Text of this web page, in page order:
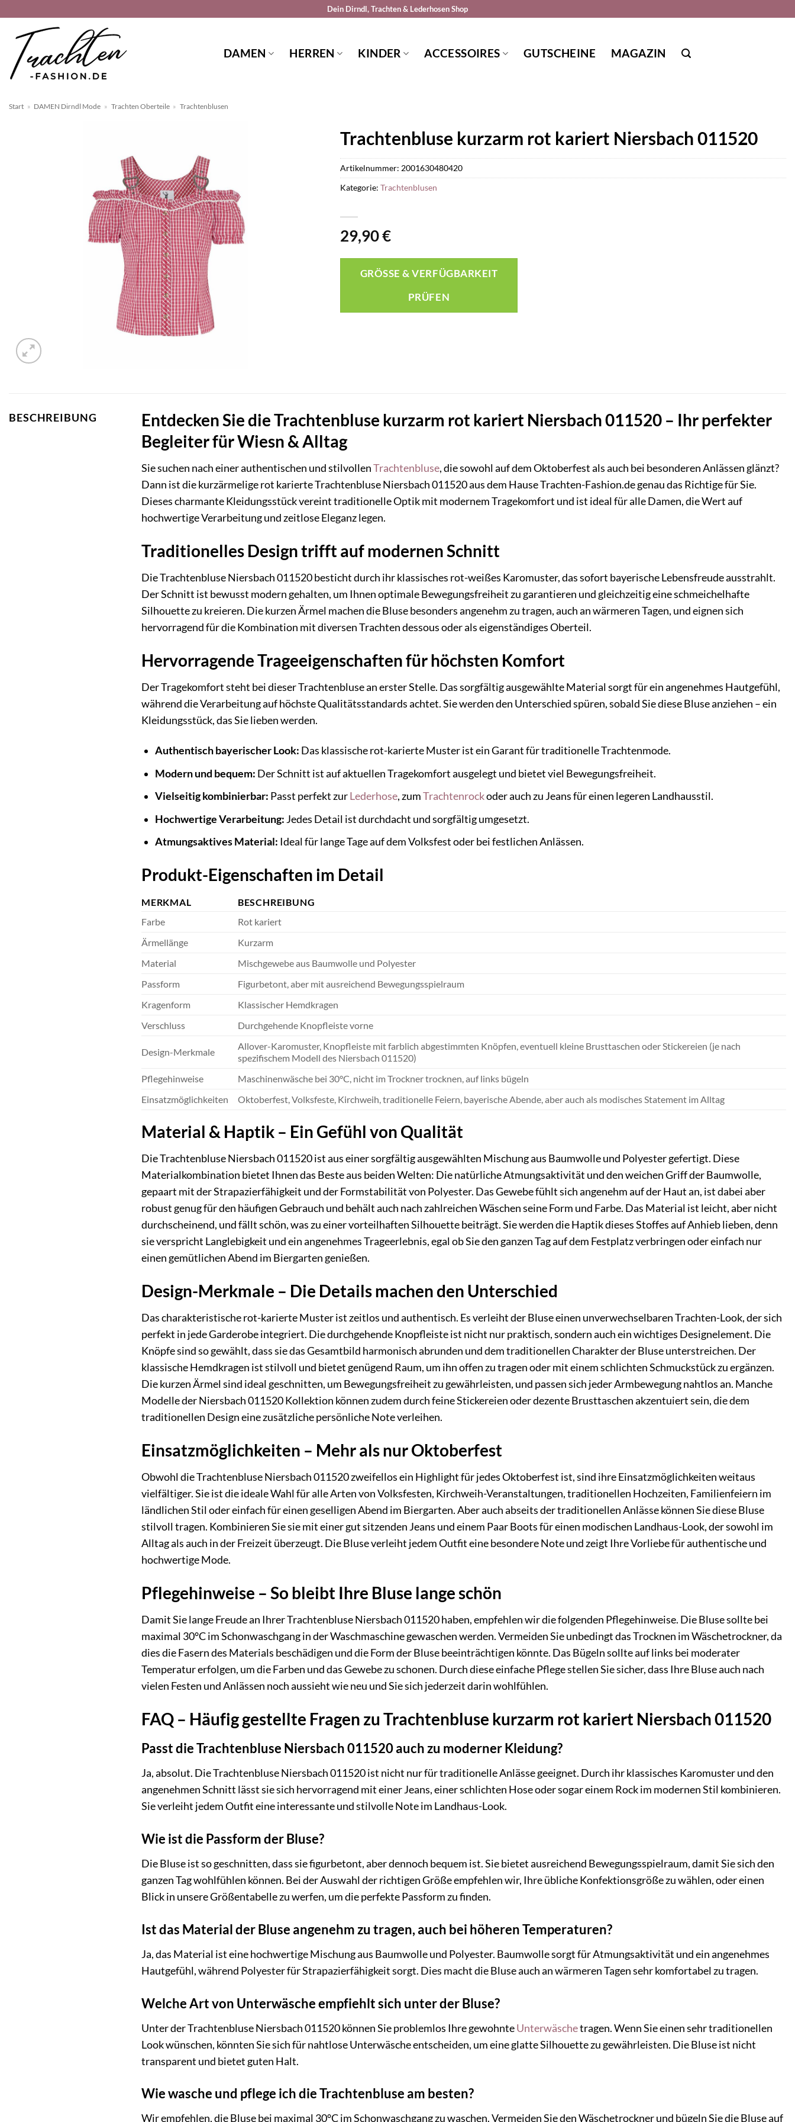
springen
Dein Dirndl, Trachten & Lederhosen Shop
DAMEN HERREN KINDER ACCESSOIRES GUTSCHEINE MAGAZIN
Start » DAMEN Dirndl Mode » Trachten Oberteile » Trachtenblusen
Trachtenbluse kurzarm rot kariert Niersbach 011520
29,90€
GRÖSSE & VERFÜGBARKEIT P
RÜFEN
Artikelnummer: 2001630480420
Kategorie: Trachtenblusen
BESCHREIBUNG
Entdecken Sie die Trachtenbluse kurzarm rot kariert Niersbach 011520 – Ihr perfekter
Begleiter für Wiesn & Alltag
Sie suchen nach einer authentischen und stilvollenTrachtenbluse, die sowohl auf dem Oktoberfest als auch bei besonderen Anlässen glänzt?
Dann ist die kurzärmelige rot karierte Trachtenbluse Niersbach 011520 aus dem Hause Trachten-Fashion.de genau das Richtige für Sie.
Dieses charmante Kleidungsstück vereint traditionelle Optik mit modernem Tragekomfort und ist ideal für alle Damen, die Wert auf
hochwertige Verarbeitung und zeitlose Eleganz legen.
Traditionelles Design trifft auf modernen Schnitt
Die Trachtenbluse Niersbach 011520 besticht durch ihr klassisches rot-weißes Karomuster, das sofort bayerische Lebensfreude ausstrahlt.
Der Schnitt ist bewusst modern gehalten, um Ihnen optimale Bewegungsfreiheit zu garantieren und gleichzeitig eine schmeichelhafte
Silhouette zu kreieren. Die kurzen Ärmel machen die Bluse besonders angenehm zu tragen, auch an wärmeren Tagen, und eignen sich
hervorragend für die Kombination mit diversen Trachten dessous oder als eigenständiges Oberteil.
Hervorragende Trageeigenschaften für höchsten Komfort
Der Tragekomfort steht bei dieser Trachtenbluse an erster Stelle. Das sorgfältig ausgewählte Material sorgt für ein angenehmes Hautgefühl,
während die Verarbeitung auf höchste Qualitätsstandards achtet. Sie werden den Unterschied spüren, sobald Sie diese Bluse anziehen – ein
Kleidungsstück, das Sie lieben werden.
Authentisch bayerischer Look: Das klassische rot-karierte Muster ist ein Garant für traditionelle Trachtenmode.
Modern und bequem: Der Schnitt ist auf aktuellen Tragekomfort ausgelegt und bietet viel Bewegungsfreiheit.
Vielseitig kombinierbar: Passt perfekt zurLederhose, zumTrachtenrockoder auch zu Jeans für einen legeren Landhausstil.
Hochwertige Verarbeitung: Jedes Detail ist durchdacht und sorgfältig umgesetzt.
Atmungsaktives Material: Ideal für lange Tage auf dem Volksfest oder bei festlichen Anlässen.
Produkt-Eigenschaften im Detail
MERKMAL
BESCHREIBUNG
Farbe
Rot kariert
Ärmellänge
Kurzarm
Material
Mischgewebe aus Baumwolle und Polyester
Passform
Figurbetont, aber mit ausreichend Bewegungsspielraum
Kragenform
Klassischer Hemdkragen
Verschluss
Durchgehende Knopfleiste vorne
Design-Merkmale
Allover-Karomuster, Knopfleiste mit farblich abgestimmten Knöpfen, eventuell kleine Brusttaschen oder Stickereien (je nach
spezifischem Modell des Niersbach 011520)
Pflegehinweise
Maschinenwäsche bei 30°C, nicht im Trockner trocknen, auf links bügeln
Einsatzmöglichkeiten
Oktoberfest, Volksfeste, Kirchweih, traditionelle Feiern, bayerische Abende, aber auch als modisches Statement im Alltag
Material & Haptik – Ein Gefühl von Qualität
Die Trachtenbluse Niersbach 011520 ist aus einer sorgfältig ausgewählten Mischung aus Baumwolle und Polyester gefertigt. Diese
Materialkombination bietet Ihnen das Beste aus beiden Welten: Die natürliche Atmungsaktivität und den weichen Griff der Baumwolle,
gepaart mit der Strapazierfähigkeit und der Formstabilität von Polyester. Das Gewebe fühlt sich angenehm auf der Haut an, ist dabei aber
robust genug für den häufigen Gebrauch und behält auch nach zahlreichen Wäschen seine Form und Farbe. Das Material ist leicht, aber nicht
durchscheinend, und fällt schön, was zu einer vorteilhaften Silhouette beiträgt. Sie werden die Haptik dieses Stoffes auf Anhieb lieben, denn
sie verspricht Langlebigkeit und ein angenehmes Trageerlebnis, egal ob Sie den ganzen Tag auf dem Festplatz verbringen oder einfach nur
einen gemütlichen Abend im Biergarten genießen.
Design-Merkmale – Die Details machen den Unterschied
Das charakteristische rot-karierte Muster ist zeitlos und authentisch. Es verleiht der Bluse einen unverwechselbaren Trachten-Look, der sich
perfekt in jede Garderobe integriert. Die durchgehende Knopfleiste ist nicht nur praktisch, sondern auch ein wichtiges Designelement. Die
Knöpfe sind so gewählt, dass sie das Gesamtbild harmonisch abrunden und dem traditionellen Charakter der Bluse unterstreichen. Der
klassische Hemdkragen ist stilvoll und bietet genügend Raum, um ihn offen zu tragen oder mit einem schlichten Schmuckstück zu ergänzen.
Die kurzen Ärmel sind ideal geschnitten, um Bewegungsfreiheit zu gewährleisten, und passen sich jeder Armbewegung nahtlos an. Manche
Modelle der Niersbach 011520 Kollektion können zudem durch feine Stickereien oder dezente Brusttaschen akzentuiert sein, die dem
traditionellen Design eine zusätzliche persönliche Note verleihen.
Einsatzmöglichkeiten – Mehr als nur Oktoberfest
Obwohl die Trachtenbluse Niersbach 011520 zweifellos ein Highlight für jedes Oktoberfest ist, sind ihre Einsatzmöglichkeiten weitaus
vielfältiger. Sie ist die ideale Wahl für alle Arten von Volksfesten, Kirchweih-Veranstaltungen, traditionellen Hochzeiten, Familienfeiern im
ländlichen Stil oder einfach für einen geselligen Abend im Biergarten. Aber auch abseits der traditionellen Anlässe können Sie diese Bluse
stilvoll tragen. Kombinieren Sie sie mit einer gut sitzenden Jeans und einem Paar Boots für einen modischen Landhaus-Look, der sowohl im
Alltag als auch in der Freizeit überzeugt. Die Bluse verleiht jedem Outfit eine besondere Note und zeigt Ihre Vorliebe für authentische und
hochwertige Mode.
Pflegehinweise – So bleibt Ihre Bluse lange schön
Damit Sie lange Freude an Ihrer Trachtenbluse Niersbach 011520 haben, empfehlen wir die folgenden Pflegehinweise. Die Bluse sollte bei
maximal 30°C im Schonwaschgang in der Waschmaschine gewaschen werden. Vermeiden Sie unbedingt das Trocknen im Wäschetrockner, da
dies die Fasern des Materials beschädigen und die Form der Bluse beeinträchtigen könnte. Das Bügeln sollte auf links bei moderater
Temperatur erfolgen, um die Farben und das Gewebe zu schonen. Durch diese einfache Pflege stellen Sie sicher, dass Ihre Bluse auch nach
vielen Festen und Anlässen noch aussieht wie neu und Sie sich jederzeit darin wohlfühlen.
FAQ – Häufig gestellte Fragen zu Trachtenbluse kurzarm rot kariert Niersbach 011520
Passt die Trachtenbluse Niersbach 011520 auch zu moderner Kleidung?
Ja, absolut. Die Trachtenbluse Niersbach 011520 ist nicht nur für traditionelle Anlässe geeignet. Durch ihr klassisches Karomuster und den
angenehmen Schnitt lässt sie sich hervorragend mit einer Jeans, einer schlichten Hose oder sogar einem Rock im modernen Stil kombinieren.
Sie verleiht jedem Outfit eine interessante und stilvolle Note im Landhaus-Look.
Wie ist die Passform der Bluse?
Die Bluse ist so geschnitten, dass sie figurbetont, aber dennoch bequem ist. Sie bietet ausreichend Bewegungsspielraum, damit Sie sich den
ganzen Tag wohlfühlen können. Bei der Auswahl der richtigen Größe empfehlen wir, Ihre übliche Konfektionsgröße zu wählen, oder einen
Blick in unsere Größentabelle zu werfen, um die perfekte Passform zu finden.
Ist das Material der Bluse angenehm zu tragen, auch bei höheren Temperaturen?
Ja, das Material ist eine hochwertige Mischung aus Baumwolle und Polyester. Baumwolle sorgt für Atmungsaktivität und ein angenehmes
Hautgefühl, während Polyester für Strapazierfähigkeit sorgt. Dies macht die Bluse auch an wärmeren Tagen sehr komfortabel zu tragen.
Welche Art von Unterwäsche empfiehlt sich unter der Bluse?
Unter der Trachtenbluse Niersbach 011520 können Sie problemlos Ihre gewohnteUnterwäschetragen. Wenn Sie einen sehr traditionellen
Look wünschen, könnten Sie sich für nahtlose Unterwäsche entscheiden, um eine glatte Silhouette zu gewährleisten. Die Bluse ist nicht
transparent und bietet guten Halt.
Wie wasche und pflege ich die Trachtenbluse am besten?
Wir empfehlen, die Bluse bei maximal 30°C im Schonwaschgang zu waschen. Vermeiden Sie den Wäschetrockner und bügeln Sie die Bluse auf